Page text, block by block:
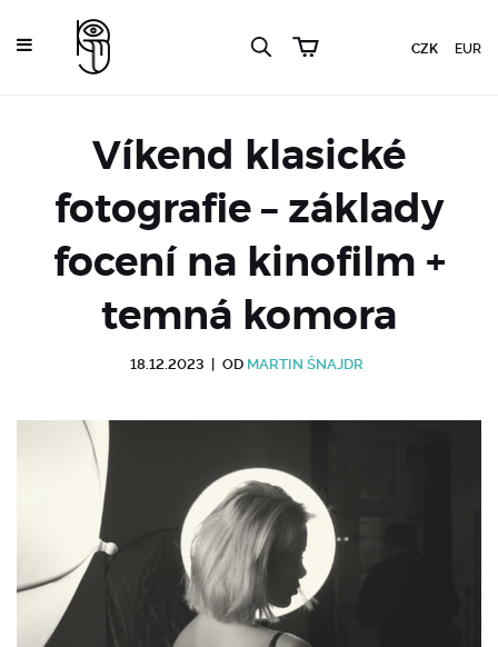
CZK EUR
Víkend klasické
fotografie – základy
focení na kinofilm +
temná komora
18.12.2023 OD MARTIN ŠNAJDR